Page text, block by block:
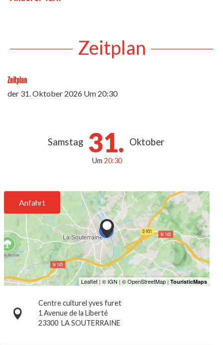
Zeitplan
Zeitplan
der 31. Oktober 2026 Um 20:30
Samstag 31. Oktober
Um 20:30
Anfahrt
Centre culturel yves furet
1 Avenue de la Liberté
23300 LA SOUTERRAINE